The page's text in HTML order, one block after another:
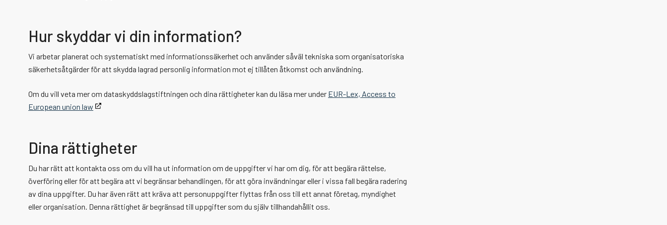
Hur skyddar vi din information?
Vi arbetar planerat och systematiskt med informationssäkerhet och använder såväl tekniska som organisatoriska
säkerhetsåtgärder för att skydda lagrad personlig information mot ej tillåten åtkomst och användning.
Om du vill veta mer om dataskyddslagstiftningen och dina rättigheter kan du läsa mer under EUR-Lex, Access to
European union law
Dina rättigheter
Du har rätt att kontakta oss om du vill ha ut information om de uppgifter vi har om dig, för att begära rättelse,
överföring eller för att begära att vi begränsar behandlingen, för att göra invändningar eller i vissa fall begära radering
av dina uppgifter. Du har även rätt att kräva att personuppgifter flyttas från oss till ett annat företag, myndighet
eller organisation. Denna rättighet är begränsad till uppgifter som du själv tillhandahållit oss.